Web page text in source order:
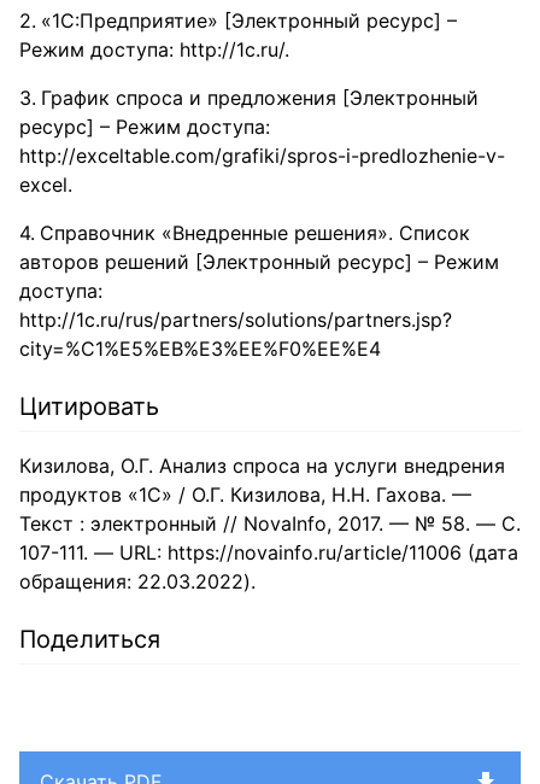
«1С:Предприятие» [Электронный ресурс] –
Режим доступа: http://1c.ru/.
График спроса и предложения [Электронный
ресурс] – Режим доступа:
http://exceltable.com/grafiki/spros-i-predlozhenie-v-
excel.
Справочник «Внедренные решения». Список
авторов решений [Электронный ресурс] – Режим
доступа:
http://1c.ru/rus/partners/solutions/partners.jsp?
city=%C1%E5%EB%E3%EE%F0%EE%E4
Цитировать
Кизилова, О.Г. Анализ спроса на услуги внедрения
продуктов «1С» / О.Г. Кизилова, Н.Н. Гахова. —
Текст : электронный // NovaInfo, 2017. — № 58. — С.
107-111. — URL: https://novainfo.ru/article/11006 (дата
обращения: 22.03.2022).
Поделиться